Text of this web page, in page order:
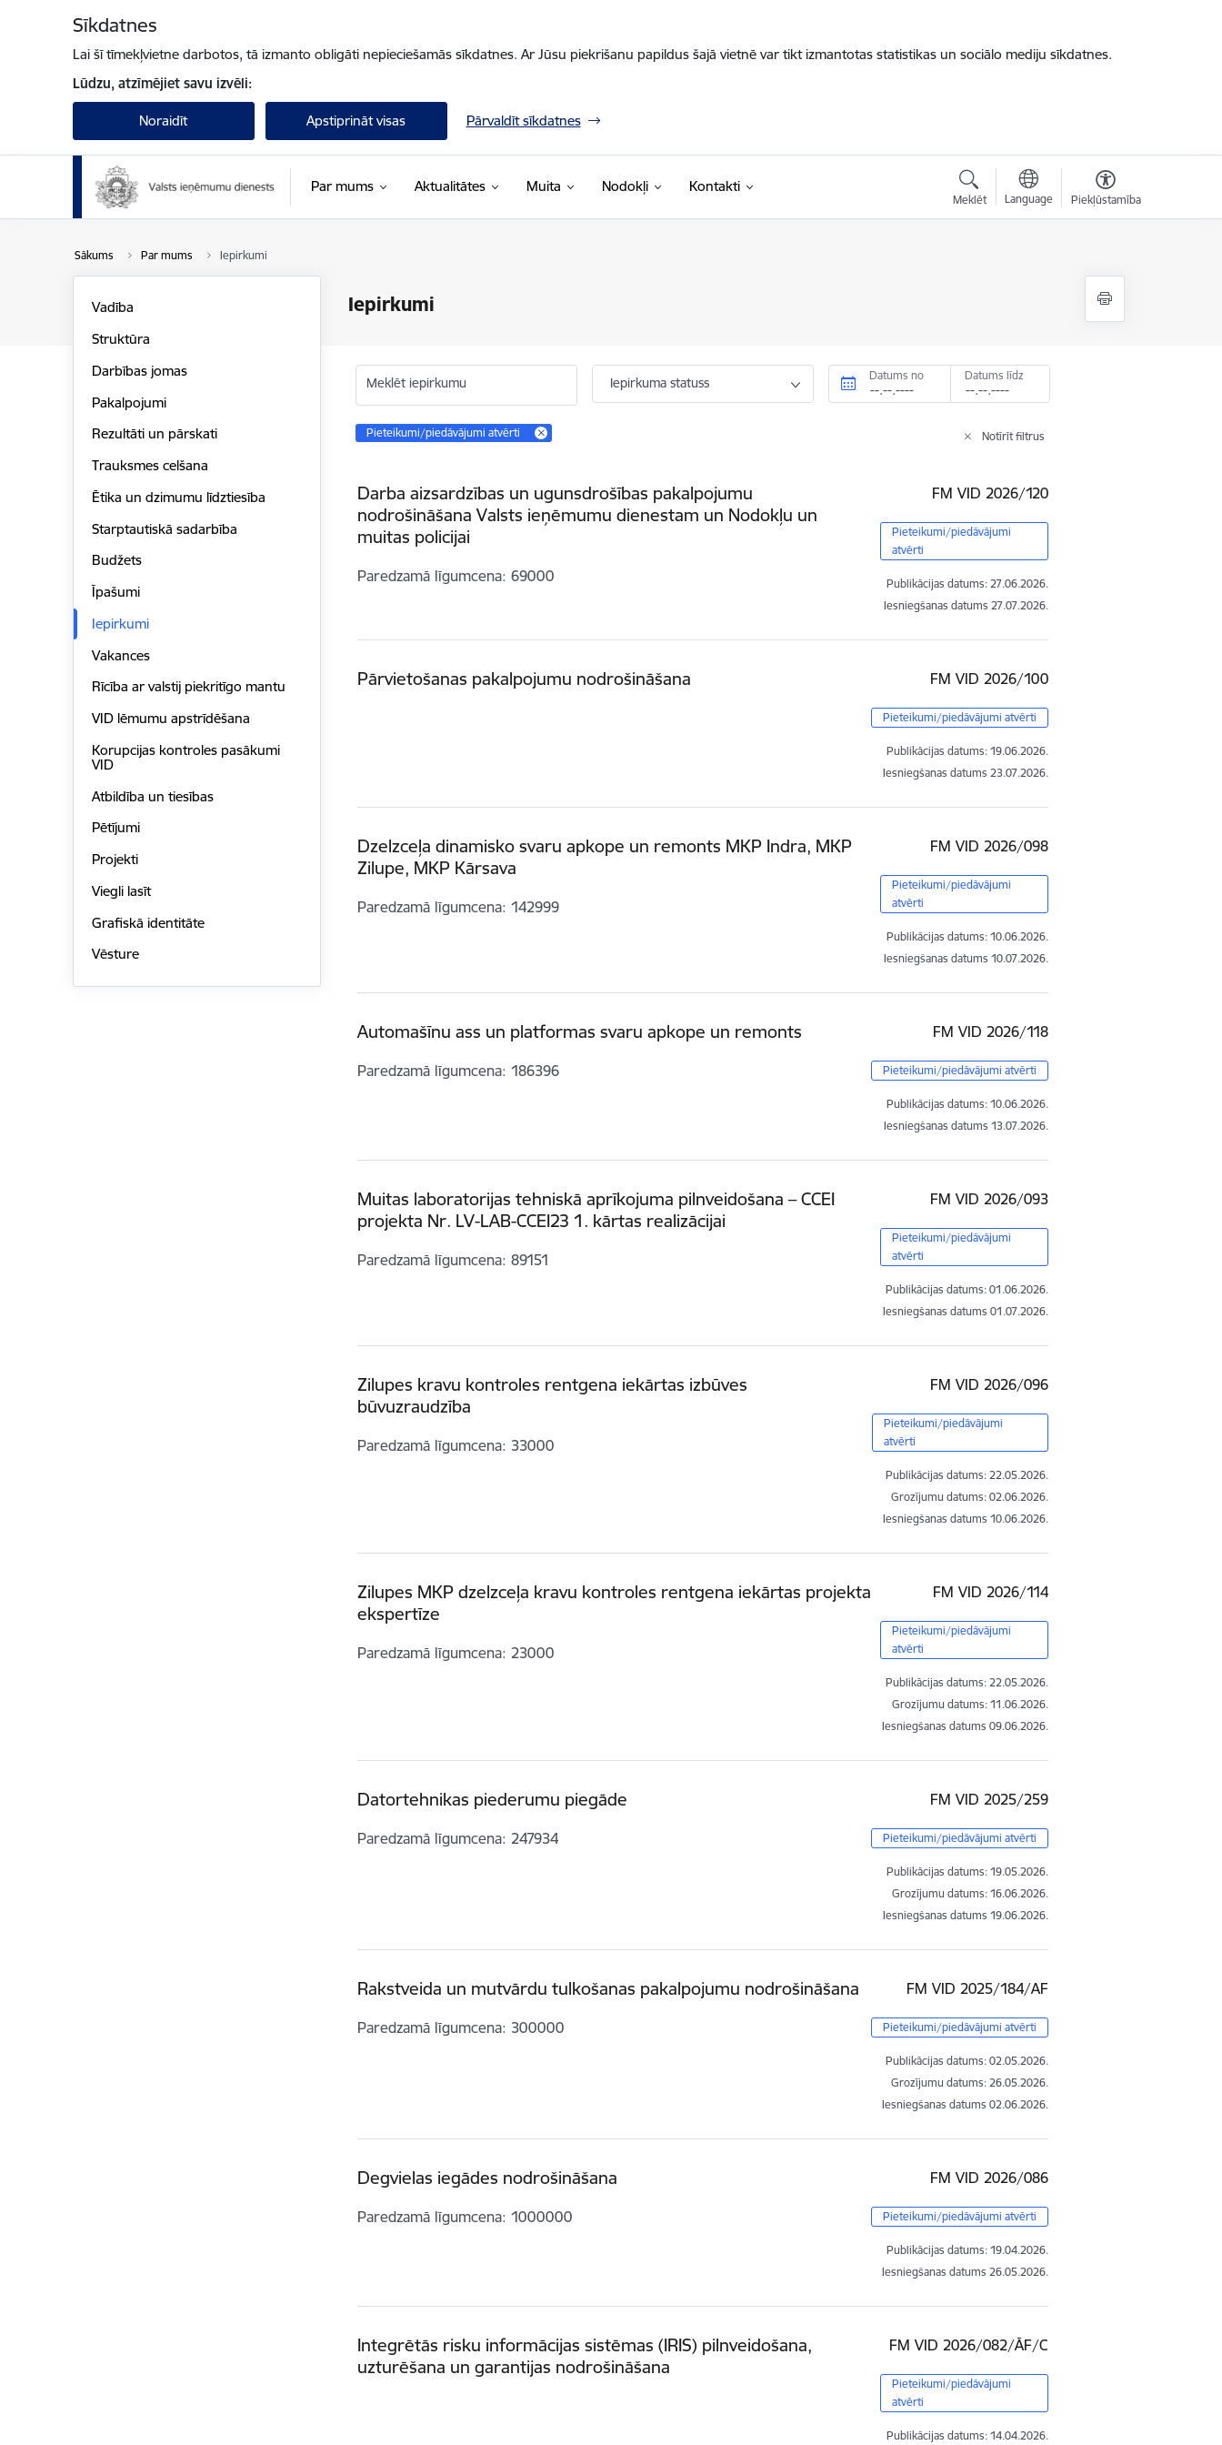
Sīkdatnes
Lai šī tīmekļvietne darbotos, tā izmanto obligāti nepieciešamās sīkdatnes. Ar Jūsu piekrišanu papildus šajā vietnē var tikt izmantotas statistikas un sociālo mediju sīkdatnes.
Lūdzu, atzīmējiet savu izvēli:
Noraidīt Apstiprināt visas Pārvaldīt sīkdatnes
Par mums Aktualitātes Muita Nodokļi Kontakti
Meklēt Language Piekļūstamība
Sākums Par mums Iepirkumi
Iepirkumi
Vadība
Struktūra
Darbības jomas
Pakalpojumi
Rezultāti un pārskati
Trauksmes celšana
Ētika un dzimumu līdztiesība
Starptautiskā sadarbība
Budžets
Īpašumi
Iepirkumi
Vakances
Rīcība ar valstij piekritīgo mantu
VID lēmumu apstrīdēšana
Korupcijas kontroles pasākumi
VID
Atbildība un tiesības
Pētījumi
Projekti
Viegli lasīt
Grafiskā identitāte
Vēsture
Meklēt iepirkumu Iepirkuma statuss Datums no Datums līdz
Pieteikumi/piedāvājumi atvērti Notīrīt filtrus
Darba aizsardzības un ugunsdrošības pakalpojumu
nodrošināšana Valsts ieņēmumu dienestam un Nodokļu un
muitas policijai
Paredzamā līgumcena 69000
FM VID 2026/120
Pieteikumi/piedāvājumi
atvērti
Publikācijas datums: 27.06.2026.
Iesniegšanas datums 27.07.2026.
Pārvietošanas pakalpojumu nodrošināšana FM VID 2026/100
Pieteikumi/piedāvājumi atvērti
Publikācijas datums: 19.06.2026.
Iesniegšanas datums 23.07.2026.
Dzelzceļa dinamisko svaru apkope un remonts MKP Indra, MKP
Zilupe, MKP Kārsava
Paredzamā līgumcena 142999
FM VID 2026/098
Pieteikumi/piedāvājumi
atvērti
Publikācijas datums: 10.06.2026.
Iesniegšanas datums 10.07.2026.
Automašīnu ass un platformas svaru apkope un remonts
Paredzamā līgumcena 186396
FM VID 2026/118
Pieteikumi/piedāvājumi atvērti
Publikācijas datums: 10.06.2026.
Iesniegšanas datums 13.07.2026.
Muitas laboratorijas tehniskā aprīkojuma pilnveidošana – CCEI
projekta Nr. LV-LAB-CCEI23 1. kārtas realizācijai
Paredzamā līgumcena 89151
FM VID 2026/093
Pieteikumi/piedāvājumi
atvērti
Publikācijas datums: 01.06.2026.
Iesniegšanas datums 01.07.2026.
Zilupes kravu kontroles rentgena iekārtas izbūves
būvuzraudzība
Paredzamā līgumcena 33000
FM VID 2026/096
Pieteikumi/piedāvājumi
atvērti
Publikācijas datums: 22.05.2026.
Grozījumu datums: 02.06.2026.
Iesniegšanas datums 10.06.2026.
Zilupes MKP dzelzceļa kravu kontroles rentgena iekārtas projekta
ekspertīze
Paredzamā līgumcena 23000
FM VID 2026/114
Pieteikumi/piedāvājumi
atvērti
Publikācijas datums: 22.05.2026.
Grozījumu datums: 11.06.2026.
Iesniegšanas datums 09.06.2026.
Datortehnikas piederumu piegāde
Paredzamā līgumcena 247934
FM VID 2025/259
Pieteikumi/piedāvājumi atvērti
Publikācijas datums: 19.05.2026.
Grozījumu datums: 16.06.2026.
Iesniegšanas datums 19.06.2026.
Rakstveida un mutvārdu tulkošanas pakalpojumu nodrošināšana
Paredzamā līgumcena 300000
FM VID 2025/184/AF
Pieteikumi/piedāvājumi atvērti
Publikācijas datums: 02.05.2026.
Grozījumu datums: 26.05.2026.
Iesniegšanas datums 02.06.2026.
Degvielas iegādes nodrošināšana
Paredzamā līgumcena 1000000
FM VID 2026/086
Pieteikumi/piedāvājumi atvērti
Publikācijas datums: 19.04.2026.
Iesniegšanas datums 26.05.2026.
Integrētās risku informācijas sistēmas (IRIS) pilnveidošana,
uzturēšana un garantijas nodrošināšana
FM VID 2026/082/ĀF/C
Pieteikumi/piedāvājumi
atvērti
Publikācijas datums: 14.04.2026.